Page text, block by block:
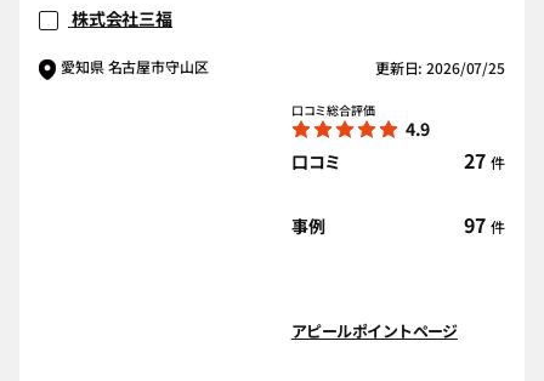
株式会社三福
愛知県 名古屋市守山区 更新日: 2026/07/25
口コミ総合評価
4.9
口コミ
27 件
事例 97 件
アピールポイントページ